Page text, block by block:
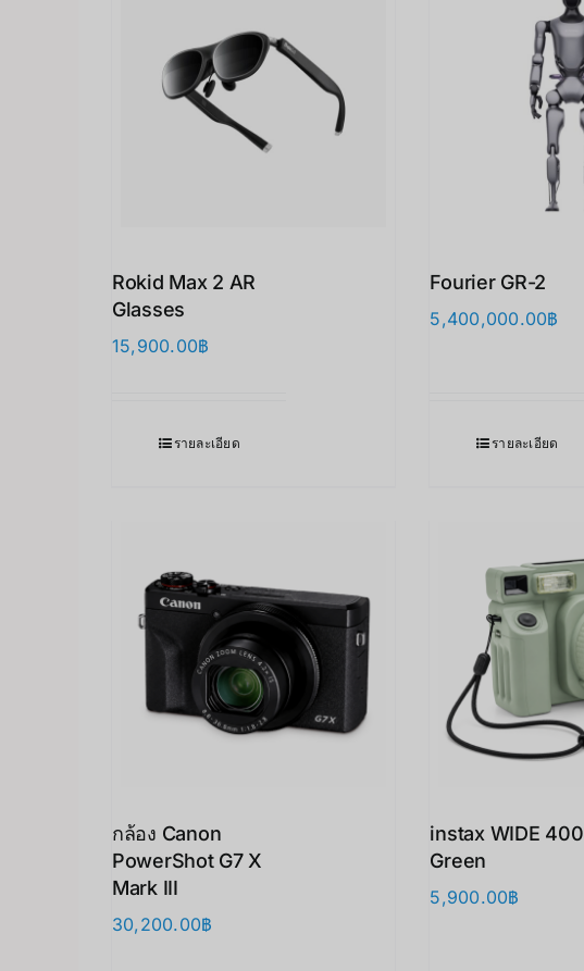
Rokid Max 2 AR
Glasses
15,900.00฿
รายละเอียด
Fourier GR-2
5,400,000.00฿
รายละเอียด
กล้อง Canon
PowerShot G7 X
Mark III
30,200.00฿
instax WIDE 400
Green
5,900.00฿